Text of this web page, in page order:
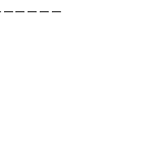
ーーーー